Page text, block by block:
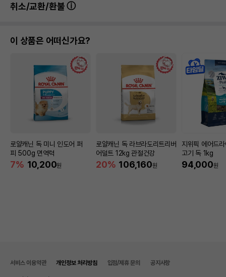
취소/교환/환불
이 상품은 어떠신가요?
로얄캐닌 독 미니 인도어 퍼
피 500g 면역력
7% 10,200원
로얄캐닌 독 라브라도리트리버
어덜트 12kg 관절건강
20% 106,160원
지위픽 에어드
고기 독 1kg
94,000원
서비스 이용약관 개인정보 처리방침 입점/제휴 문의 공지사항